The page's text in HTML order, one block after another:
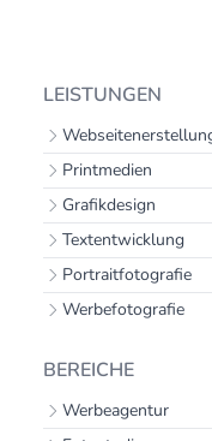
LEISTUNGEN
Printmedien
Grafikdesign
Textentwicklung
Portraitfotografie
Werbefotografie
BEREICHE
Werbeagentur